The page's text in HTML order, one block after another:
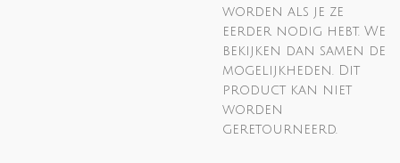
worden als je ze
eerder nodig hebt. We
bekijken dan samen de
mogelijkheden. Dit
product kan niet
worden
geretourneerd.